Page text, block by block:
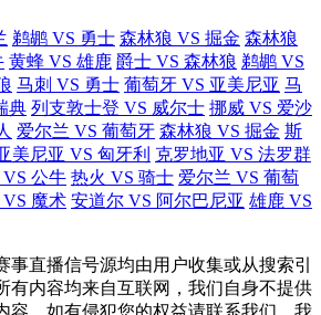
鹈鹕 VS 勇士 森林狼 VS 掘金 森林狼
黄蜂 VS 雄鹿 爵士 VS 森林狼 鹈鹕 VS
马刺 VS 勇士 葡萄牙 VS 亚美尼亚 马
典 列支敦士登 VS 威尔士 挪威 VS 爱沙
爱尔兰 VS 葡萄牙 森林狼 VS 掘金 斯
美尼亚 VS 匈牙利 克罗地亚 VS 法罗群
公牛 热火 VS 骑士 爱尔兰 VS 葡萄
VS 魔术 安道尔 VS 阿尔巴尼亚 雄鹿 VS
事直播信号源均由用户收集或从搜索引
有内容均来自互联网，我们自身不提供
容，如有侵犯您的权益请联系我们，我